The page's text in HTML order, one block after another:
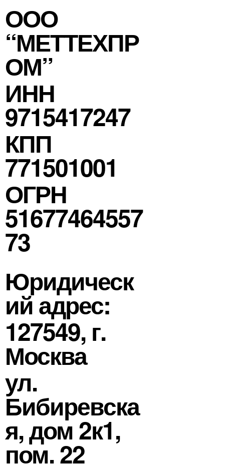
ООО
“МЕТТЕХПР
ОМ”
ИНН
9715417247
КПП
771501001
ОГРН
51677464557
73
Юридическ
ий адрес:
127549, г.
Москва
ул.
Бибиревска
я, дом 2к1,
пом. 22